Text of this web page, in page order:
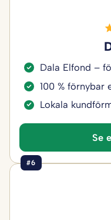
Dala Elfond –
100 % förnybar
Lokala
Se
#6